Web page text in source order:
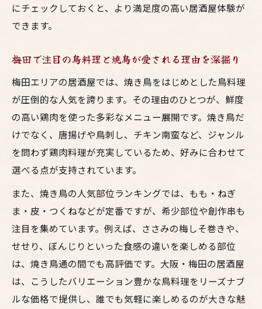
梅田の居酒屋が誇る焼き鳥人気ランキング
楽しみ方
大阪で楽しむ焼き鳥の種類と味わい方
大阪居酒屋の焼き鳥種類一覧と人気部位の
楽しみ方
焼鳥とお酒が引き立つ鳥料理のバリエーシ
ョン徹底解説
焼き鳥人気ランキングと大阪流味わい方の
ポイント
居酒屋で味わう焼き鳥の種類とお酒のマリ
アージュ
大阪で話題の焼き鳥人気メニューを徹底比
較
お酒と相性抜群の絶品鳥料理を堪能しよう
にチェックしておくと、より満足度の高い居酒屋体験が
できます。
梅田で注目の鳥料理と焼鳥が愛される理由を深掘り
梅田エリアの居酒屋では、焼き鳥をはじめとした鳥料理
が圧倒的な人気を誇ります。その理由のひとつが、鮮度
の高い鶏肉を使った多彩なメニュー展開です。焼き鳥だ
けでなく、唐揚げや鳥刺し、チキン南蛮など、ジャンル
を問わず鶏肉料理が充実しているため、好みに合わせて
選べる点が支持されています。
また、焼き鳥の人気部位ランキングでは、もも・ねぎ
ま・皮・つくねなどが定番ですが、希少部位や創作串も
注目を集めています。例えば、ささみの梅しそ巻きや、
せせり、ぼんじりといった食感の違いを楽しめる部位
は、焼き鳥通の間でも高評価です。大阪・梅田の居酒屋
は、こうしたバリエーション豊かな鳥料理をリーズナブ
ルな価格で提供し、誰でも気軽に楽しめるのが大きな魅